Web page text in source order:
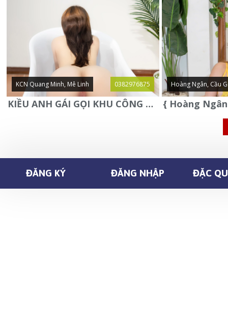
KCN Quang Minh, Mê Linh 0382976875
KIỀU ANH GÁI GỌI KHU CÔNG NGHIỆP QUANG MINH - MÊ LINH
Hoàng Ngân, Cầu
ĐĂNG KÝ ĐĂNG NHẬP ĐẶC